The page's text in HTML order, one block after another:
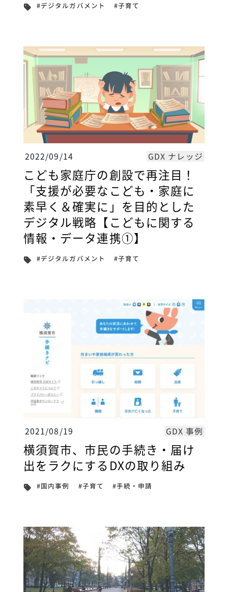
#デジタルガバメント #子育て
2022/09/14 GDX ナレッジ
こども家庭庁の創設で再注目！
「支援が必要なこども・家庭に
素早く＆確実に」を目的とした
デジタル戦略【こどもに関する
情報・データ連携①】
#デジタルガバメント #子育て
2021/08/19 GDX 事例
横須賀市、市民の手続き・届け
出をラクにするDXの取り組み
#国内事例 #子育て #手続・申請